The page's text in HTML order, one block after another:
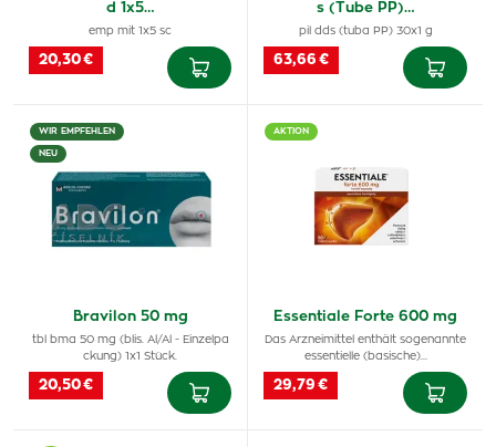
d 1x5…
emp mit 1x5 sc
20,30 €
s (Tube PP)…
pil dds (tuba PP) 30x1 g
63,66 €
WIR EMPFEHLEN
NEU
Bravilon 50 mg
tbl bma 50 mg (blis. Al/Al - Einzelpa
ckung) 1x1 Stück.
20,50 €
AKTION
Essentiale Forte 600 mg
Das Arzneimittel enthält sogenannte
essentielle (basische)…
29,79 €